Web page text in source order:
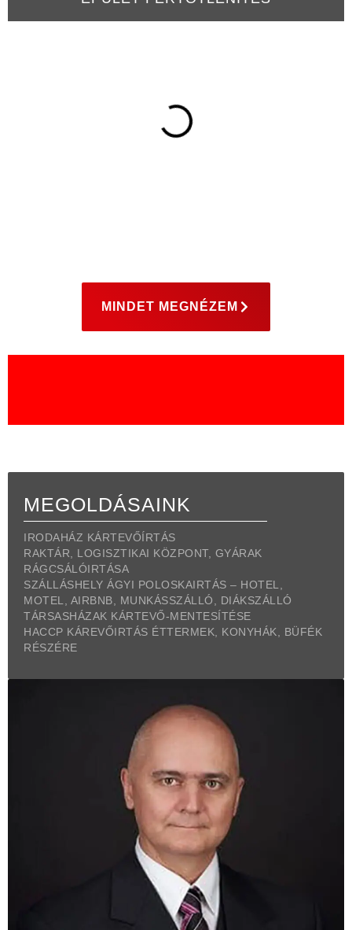
MINDET MEGNÉZEM
MEGOLDÁSAINK
IRODAHÁZ KÁRTEVŐÍRTÁS
RAKTÁR, LOGISZTIKAI KÖZPONT, GYÁRAK
RÁGCSÁLÓIRTÁSA
SZÁLLÁSHELY ÁGYI POLOSKAIRTÁS – HOTEL,
MOTEL, AIRBNB, MUNKÁSSZÁLLÓ, DIÁKSZÁLLÓ
TÁRSASHÁZAK KÁRTEVŐ-MENTESÍTÉSE
HACCP KÁREVŐIRTÁS ÉTTERMEK, KONYHÁK, BÜFÉK
RÉSZÉRE